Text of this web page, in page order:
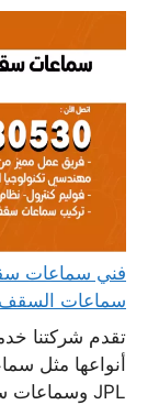
سماعات السقف
تقدم شركتنا
أنواعها مثل